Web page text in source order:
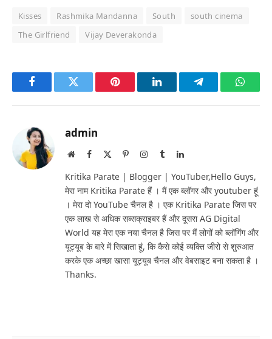
Kisses Rashmika Mandanna South
south cinema
The Girlfriend
Vijay Deverakonda
FacebookTwitter Pinterest LinkedInTelegram
admin
WebsiteFacebook PinterestInstagram
TumblrLinkedIn
Kritika Parate | Blogger | YouTuber,Hello Guys,
मेरा नाम Kritika Parate हैं । मैं एक ब्लॉगर और youtuber हूं
। मेरा दो YouTube चैनल है । एक Kritika Parate जिस पर
एक लाख से अधिक सब्सक्राइबर हैं और दूसरा AG Digital
World यह मेरा एक नया चैनल है जिस पर मैं लोगों को ब्लॉगिंग और
यूट्यूब के बारे में सिखाता हूं, कि कैसे कोई व्यक्ति जीरो से शुरुआत
करके एक अच्छा खासा यूट्यूब चैनल और वेबसाइट बना सकता है ।
Thanks.